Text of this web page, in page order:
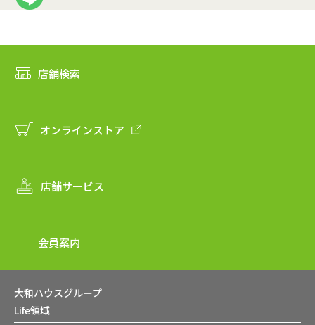
店舗検索
オンラインストア
店舗サービス
会員案内
大和ハウスグループ
Life領域